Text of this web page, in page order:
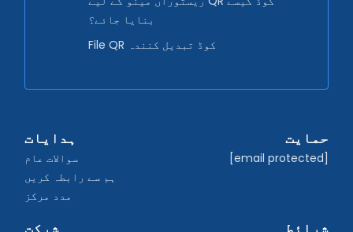
بنایا جائے؟
File QR کوڈ تبدیل کنندہ
ہدایات
سوالات عام
ہم سے رابطہ کریں
مدد مرکز
حمایت
[email protected]